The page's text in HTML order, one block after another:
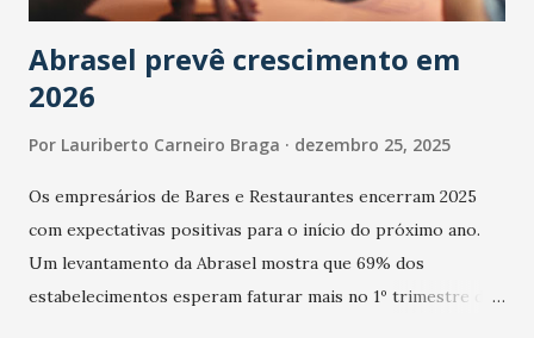
Abrasel prevê crescimento em
2026
Por Lauriberto Carneiro Braga dezembro 25, 2025
Os empresários de Bares e Restaurantes encerram 2025
com expectativas positivas para o início do próximo ano.
Um levantamento da Abrasel mostra que 69% dos
estabelecimentos esperam faturar mais no 1º trimestre de